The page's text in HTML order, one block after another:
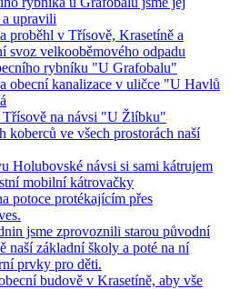
upravili
proběhl v Třísově, Krasetíně a
svoz velkooběmového odpadu
rybníku "U Grafobalu"
obecní kanalizace v uličce "U Havlů
Třísově na návsi "U Žlíbku"
koberců ve všech prostorách naší
Holubovské návsi si sami kátrujem
mobilní kátrovačky
potoce protékajícím přes
jsme zprovoznili starou původní
naší základní školy a poté na ní
prvky pro děti.
budově v Krasetíně, aby vše